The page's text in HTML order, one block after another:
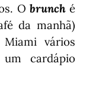
O brunché
da manhã)
vários
cardápio